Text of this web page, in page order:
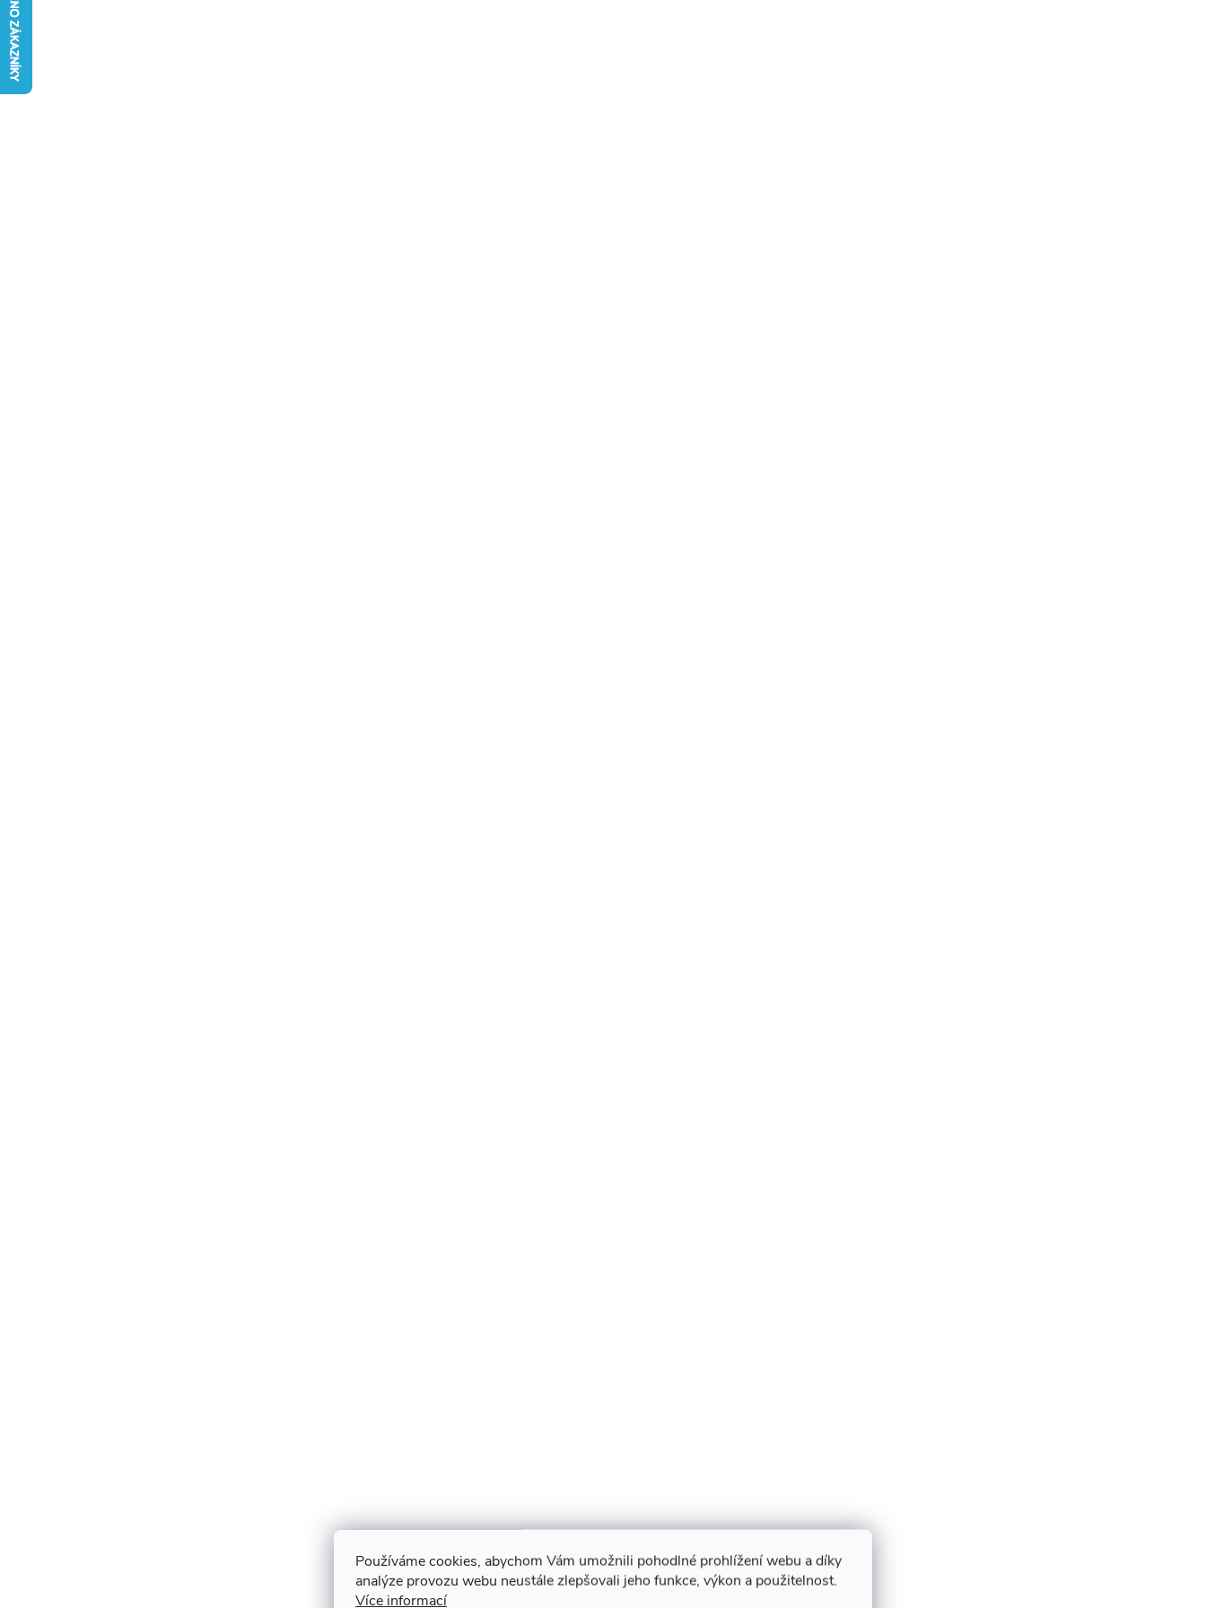
Používáme cookies, abychom Vám umožnili pohodlné prohlížení webu a díky
analýze provozu webu neustále zlepšovali jeho funkce, výkon a použitelnost.
Více informací